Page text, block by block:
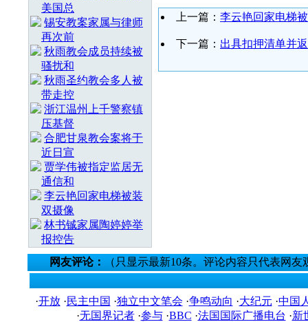
美国总
锡安教案家属与律师
再次前
秋雨教会成员持续被
骚扰和
秋雨圣约教会多人被
带走控
浙江温州上千警察镇
压基督
合肥甘泉教会案将于
近日宣
贾学伟被指定监居无
通信和
李云艳回家电梯被装
双摄像
林书铖家属陶婷婷举
报控告
上一篇： 李云艳回家电梯
下一篇： 出具扣押清单并
网友评论： （只显示最新10条。评论内容只代表网
·开放·民主中国 ·独立中文笔会 ·争鸣动向 ·大纪元 ·中国
·无国界记者·参与·BBC ·法国国际广播电台 ·新